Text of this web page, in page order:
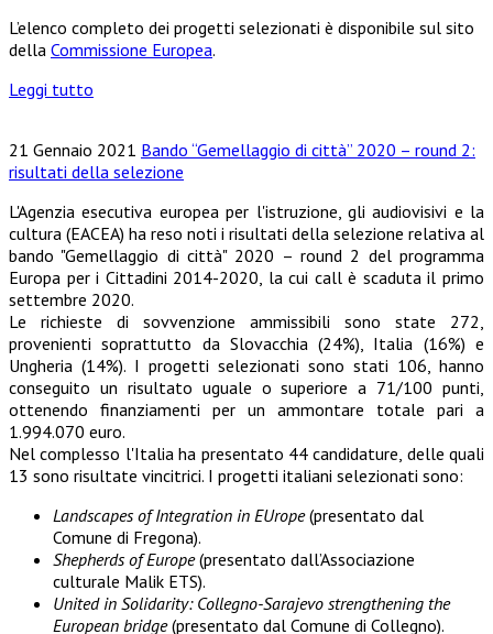
L’elenco completo dei progetti selezionati è disponibile sul sito
della Commissione Europea.
Leggi tutto
21 Gennaio 2021 Bando “Gemellaggio di città” 2020 – round 2:
risultati della selezione
L'Agenzia esecutiva europea per l'istruzione, gli audiovisivi e la
cultura (EACEA) ha reso noti i risultati della selezione relativa al
bando "Gemellaggio di città" 2020 – round 2 del programma
Europa per i Cittadini 2014-2020, la cui call è scaduta il primo
settembre 2020.
Le richieste di sovvenzione ammissibili sono state 272,
provenienti soprattutto da Slovacchia (24%), Italia (16%) e
Ungheria (14%). I progetti selezionati sono stati 106, hanno
conseguito un risultato uguale o superiore a 71/100 punti,
ottenendo finanziamenti per un ammontare totale pari a
1.994.070 euro.
Nel complesso l'Italia ha presentato 44 candidature, delle quali
13 sono risultate vincitrici. I progetti italiani selezionati sono:
Landscapes of Integration in EUrope(presentato dal
Comune di Fregona).
Shepherds of Europe(presentato dall’Associazione
culturale Malik ETS).
United in Solidarity: Collegno-Sarajevo strengthening the
European bridge(presentato dal Comune di Collegno).